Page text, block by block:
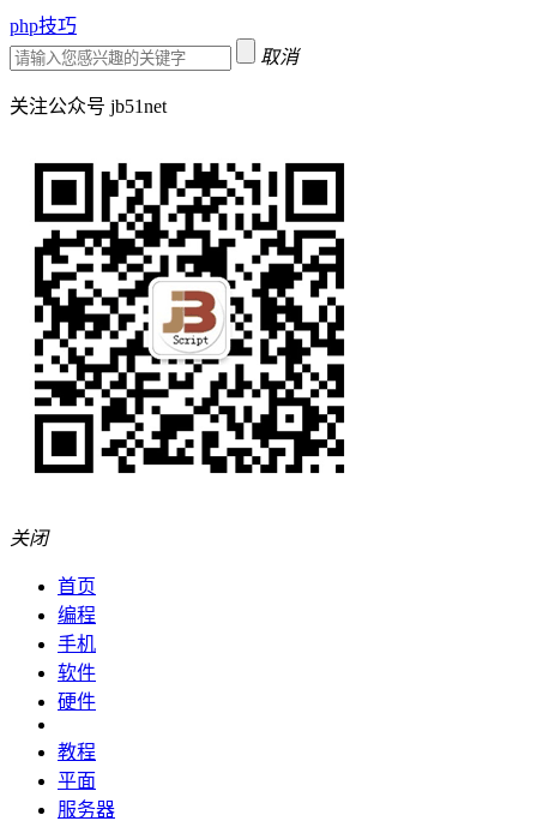
php技巧
取消
关注公众号 jb51net
关闭
首页
编程
手机
软件
硬件
教程
平面
服务器